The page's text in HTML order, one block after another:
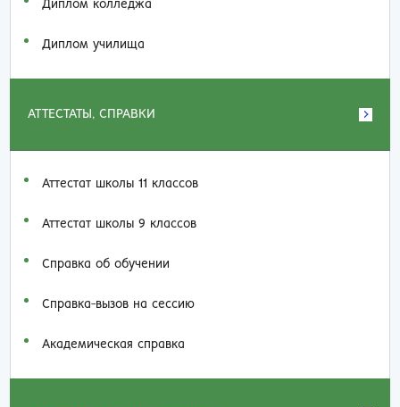
Диплом колледжа
Диплом училища
АТТЕСТАТЫ, СПРАВКИ
Аттестат школы 11 классов
Аттестат школы 9 классов
Справка об обучении
Справка-вызов на сессию
Академическая справка